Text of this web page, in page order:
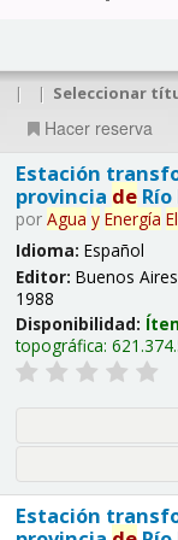
| | Seleccionar
Hacer reserva
Estación
provincia deRío
por Agua y Energía
Idioma: Español
Editor: Buenos
1988
Disponibilidad:
topográfica:
Estación